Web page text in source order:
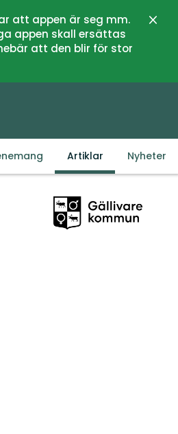
att appen är seg mm.
appen skall ersättas
att den blir för stor
Artiklar Nyheter